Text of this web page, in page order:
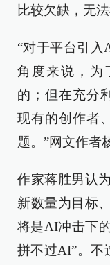
比较欠缺，无
“对于平台引入
角度来说，为
的；但在充分
现有的创作者
题。”网文作者
作家蒋胜男认
新数量为目标
将是AI冲击下
拼不过AI”。不